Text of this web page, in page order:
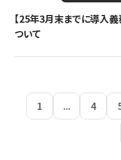
【25年3月末までに導入
ついて
1 ... 4